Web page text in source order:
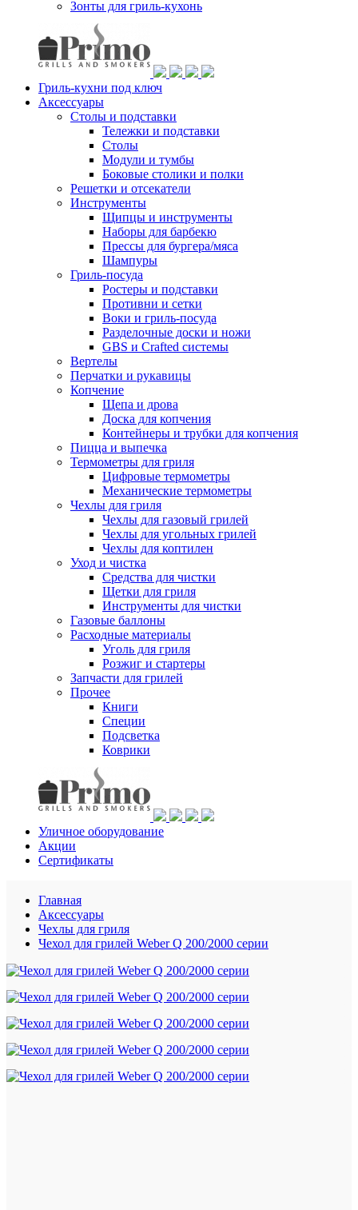
Зонты для гриль-кухонь
Гриль-кухни под ключ
Аксессуары
Столы и подставки
Тележки и подставки
Столы
Модули и тумбы
Боковые столики и полки
Решетки и отсекатели
Инструменты
Щипцы и инструменты
Наборы для барбекю
Прессы для бургера/мяса
Шампуры
Гриль-посуда
Ростеры и подставки
Противни и сетки
Воки и гриль-посуда
Разделочные доски и ножи
GBS и Crafted системы
Вертелы
Перчатки и рукавицы
Копчение
Щепа и дрова
Доска для копчения
Контейнеры и трубки для копчения
Пицца и выпечка
Термометры для гриля
Цифровые термометры
Механические термометры
Чехлы для гриля
Чехлы для газовый грилей
Чехлы для угольных грилей
Чехлы для коптилен
Уход и чистка
Средства для чистки
Щетки для гриля
Инструменты для чистки
Газовые баллоны
Расходные материалы
Уголь для гриля
Розжиг и стартеры
Запчасти для грилей
Прочее
Книги
Специи
Подсветка
Коврики
Уличное оборудование
Акции
Сертификаты
Главная
Аксессуары
Чехлы для гриля
Чехол для грилей Weber Q 200/2000 серии